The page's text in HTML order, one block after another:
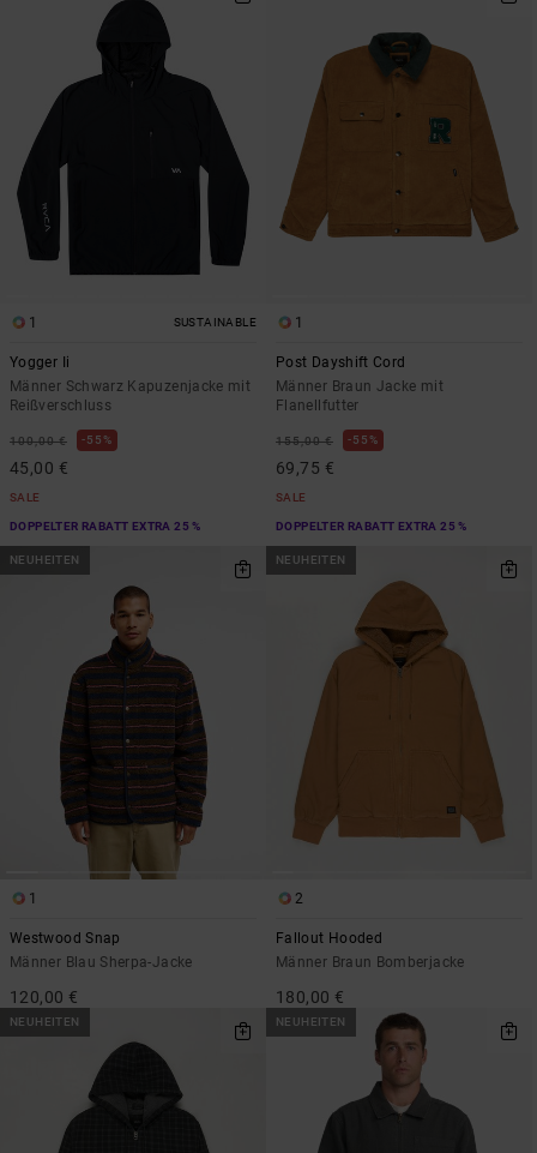
1 SUSTAINABLE
Yogger Ii
Männer Schwarz Kapuzenjacke mit
Reißverschluss
100,00 € 55%
45,00 €
SALE
DOPPELTER RABATT EXTRA 25 %
1
Post Dayshift Cord
Männer Braun Jacke mit
Flanellfutter
155,00 € 55%
69,75 €
SALE
DOPPELTER RABATT EXTRA 25 %
NEUHEITEN
1
Westwood Snap
Männer Blau Sherpa-Jacke
120,00 €
NEUHEITEN
2
Fallout Hooded
Männer Braun Bomberjacke
180,00 €
NEUHEITEN NEUHEITEN